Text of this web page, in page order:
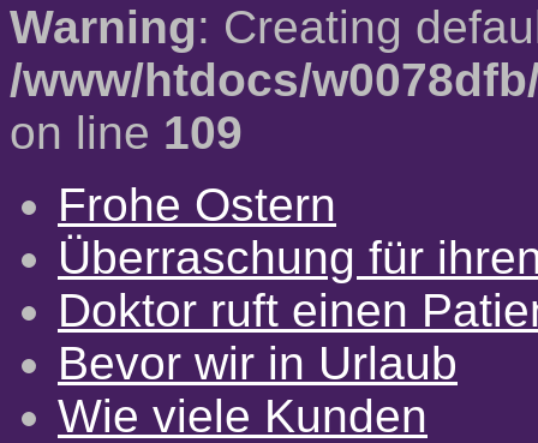
Warning: Creating
/www/htdocs/
on line 109
Frohe Ostern
Überraschung für
Doktor ruft einen
Bevor wir in Urlaub
Wie viele Kunden